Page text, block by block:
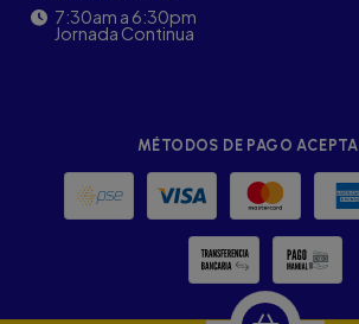
7:30am a 6:30pm
Jornada Continua
MÉTODOS DE PAGO